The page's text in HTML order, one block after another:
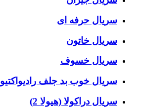
سریال حرفه ای
سریال خاتون
سریال خسوف
سریال خوب بد جلف رادیواکتیو
سریال دراکولا (هیولا 2)